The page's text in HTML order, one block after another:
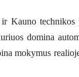
Kauno technikos
domina
mokymus